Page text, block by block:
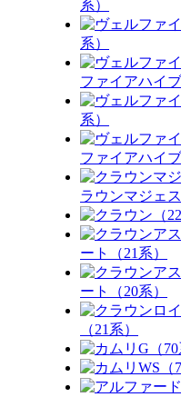
系）
系）
ファイアハイ
系）
ファイアハイ
ラウンマジェ
ート（21系）
ート（20系）
（21系）